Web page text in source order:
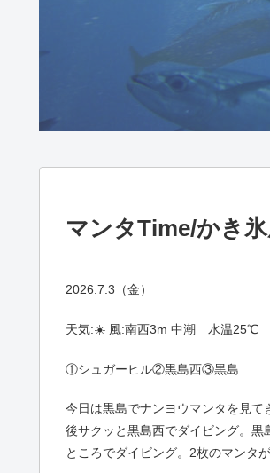
マンタTime/かき
2026.7.3（金）
天気:☀️ 風:南西3m 中潮 水温25℃
①シュガーヒル②黒島西③黒島
今日は黒島でナンヨウマンタを見て
後サクッと黒島西でダイビング。
ところでダイビング。2枚のマンタ